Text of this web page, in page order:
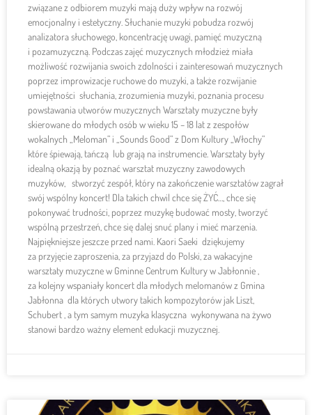
związane z odbiorem muzyki mają duży wpływ na rozwój
emocjonalny i estetyczny. Słuchanie muzyki pobudza rozwój
analizatora słuchowego, koncentrację uwagi, pamięć muzyczną
i pozamuzyczną. Podczas zajęć muzycznych młodzież miała
możliwość rozwijania swoich zdolności i zainteresowań muzycznych
poprzez improwizacje ruchowe do muzyki, a także rozwijanie
umiejętności słuchania, zrozumienia muzyki, poznania procesu
powstawania utworów muzycznych Warsztaty muzyczne były
skierowane do młodych osób w wieku 15 – 18 lat z zespołów
wokalnych „Meloman” i „Sounds Good” z Dom Kultury „Włochy”
które śpiewają, tańczą lub grają na instrumencie. Warsztaty były
idealną okazją by poznać warsztat muzyczny zawodowych
muzyków, stworzyć zespół, który na zakończenie warsztatów zagrał
swój wspólny koncert! Dla takich chwil chce się ŻYĆ…, chce się
pokonywać trudności, poprzez muzykę budować mosty, tworzyć
wspólną przestrzeń, chce się dalej snuć plany i mieć marzenia.
Najpiękniejsze jeszcze przed nami. Kaori Saeki dziękujemy
za przyjęcie zaproszenia, za przyjazd do Polski, za wakacyjne
warsztaty muzyczne w Gminne Centrum Kultury w Jabłonnie ,
za kolejny wspaniały koncert dla młodych melomanów z Gmina
Jabłonna dla których utwory takich kompozytorów jak Liszt,
Schubert , a tym samym muzyka klasyczna wykonywana na żywo
stanowi bardzo ważny element edukacji muzycznej.